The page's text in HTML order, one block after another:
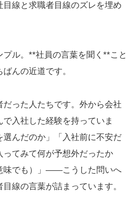
目線と求職者目線のズレを埋め
ル。**社員の言葉を聞く**こと
んの近道です。
った人たちです。外から会社
入社した経験を持っていま
選んだのか」「入社前に不安だ
ってみて何が予想外だったか
味でも）」——こうした問いへ
線の言葉が詰まっています。